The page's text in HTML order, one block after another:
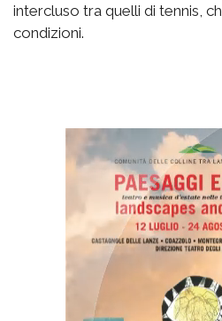
intercluso tra quelli di tennis,
condizioni.